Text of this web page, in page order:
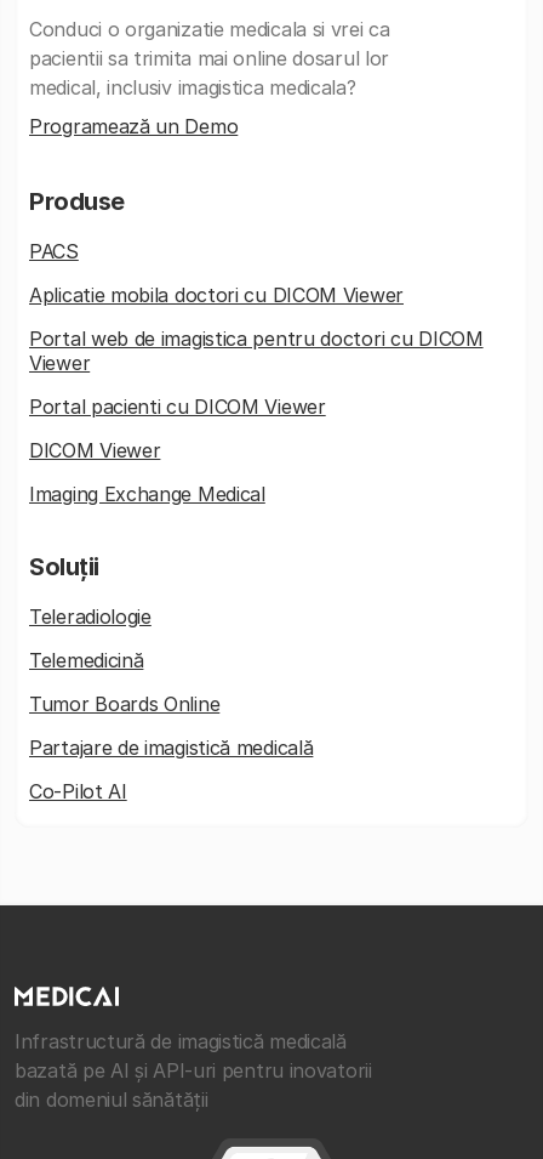
Conduci o organizatie medicala si vrei ca
pacientii sa trimita mai online dosarul lor
medical, inclusiv imagistica medicala?
Programează un Demo
Produse
PACS
Aplicatie mobila doctori cu DICOM Viewer
Portal web de imagistica pentru doctori cu DICOM
Viewer
Portal pacienti cu DICOM Viewer
DICOM Viewer
Imaging Exchange Medical
Soluții
Teleradiologie
Telemedicină
Tumor Boards Online
Partajare de imagistică medicală
Co-Pilot AI
Infrastructură de imagistică medicală
bazată pe AI și API-uri pentru inovatorii
din domeniul sănătății